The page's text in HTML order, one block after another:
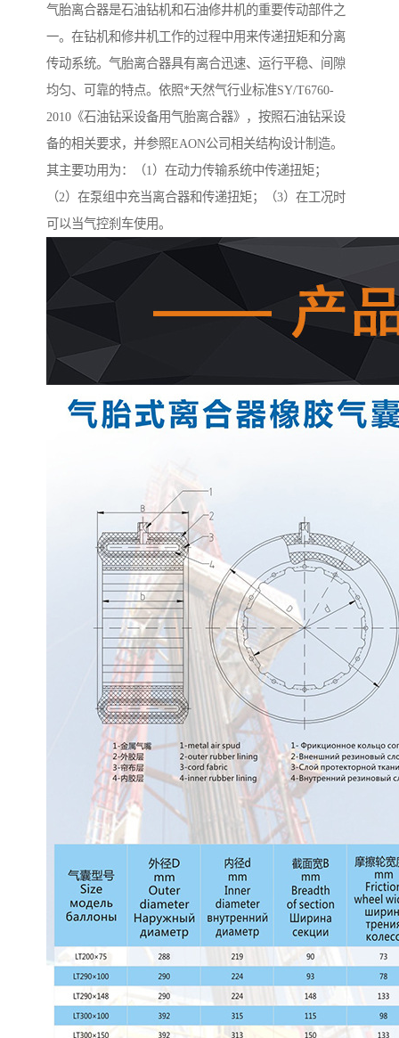
气胎离合器是石油钻机和石油修井机的重要传动部件之
一。在钻机和修井机工作的过程中用来传递扭矩和分离
传动系统。气胎离合器具有离合迅速、运行平稳、间隙
均匀、可靠的特点。依照*天然气行业标准SY/T6760-
2010《石油钻采设备用气胎离合器》，按照石油钻采设
备的相关要求，并参照EAON公司相关结构设计制造。
其主要功用为：（1）在动力传输系统中传递扭矩；
（2）在泵组中充当离合器和传递扭矩；（3）在工况时
可以当气控刹车使用。